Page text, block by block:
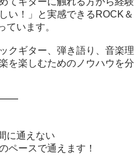
い！」と実感できるROCK＆
ています。
クギター、弾き語り、音楽理
を楽しむためのノウハウを分
に通えない
ペースで通えます！